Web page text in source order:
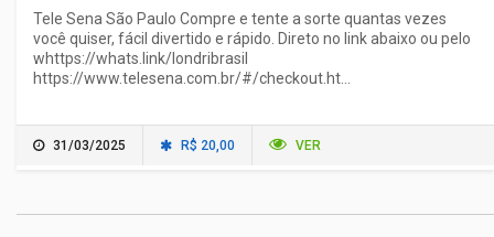
Tele Sena São Paulo Compre e tente a sorte quantas vezes
você quiser, fácil divertido e rápido. Direto no link abaixo ou pelo
whttps://whats.link/londribrasil
https://www.telesena.com.br/#/checkout.ht...
31/03/2025 R$ 20,00 VER